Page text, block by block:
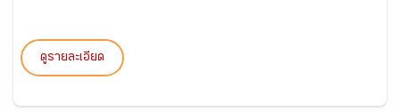
ดูรายละเอียด